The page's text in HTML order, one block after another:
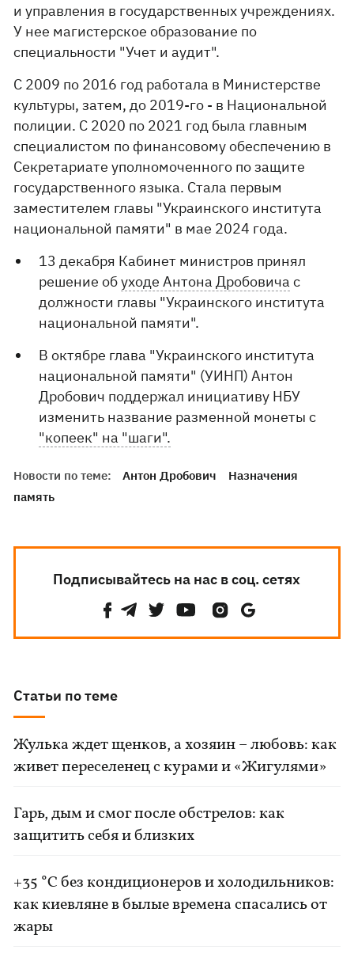
и управления в государственных учреждениях.
У нее магистерское образование по
специальности "Учет и аудит".
С 2009 по 2016 год работала в Министерстве
культуры, затем, до 2019-го - в Национальной
полиции. С 2020 по 2021 год была главным
специалистом по финансовому обеспечению в
Секретариате уполномоченного по защите
государственного языка. Стала первым
заместителем главы "Украинского института
национальной памяти" в мае 2024 года.
13 декабря Кабинет министров принял
решение обуходе Антона Дробовича с
должности главы "Украинского института
национальной памяти".
В октябре глава "Украинского института
национальной памяти" (УИНП) Антон
Дробович поддержал инициативу НБУ
изменить название разменной монеты с
"копеек" на "шаги".
Новости по теме: Антон Дробович
Назначения
память
Подписывайтесь на нас в соц. сетях
Статьи по теме
Жулька ждет щенков, а хозяин – любовь: как
живет переселенец с курами и «Жигулями»
Гарь, дым и смог после обстрелов: как
защитить себя и близких
+35 °C без кондиционеров и холодильников:
как киевляне в былые времена спасались от
жары